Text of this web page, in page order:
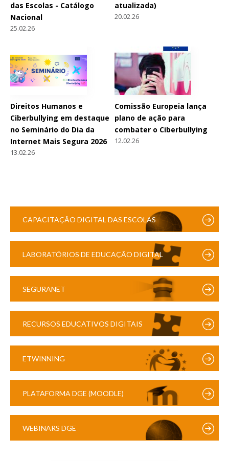
das Escolas - Catálogo
Nacional
25.02.26
atualizada)
20.02.26
Direitos Humanos e
Ciberbullying em destaque
no Seminário do Dia da
Internet Mais Segura 2026
13.02.26
Comissão Europeia lança
plano de ação para
combater o Ciberbullying
12.02.26
CAPACITAÇÃO DIGITAL DAS ESCOLAS
LABORATÓRIOS DE EDUCAÇÃO DIGITAL
SEGURANET
RECURSOS EDUCATIVOS DIGITAIS
ETWINNING
PLATAFORMA DGE (MOODLE)
WEBINARS DGE